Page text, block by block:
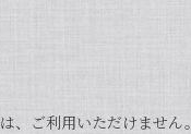
、ご利用いただけません。